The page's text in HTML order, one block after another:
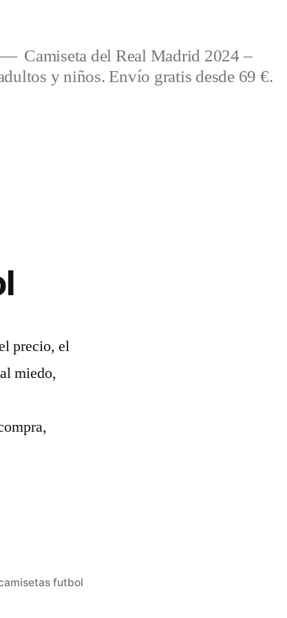
Camiseta del Real Madrid 2024 –
y niños. Envío gratis desde 69 €.
precio, el
miedo,
futbol